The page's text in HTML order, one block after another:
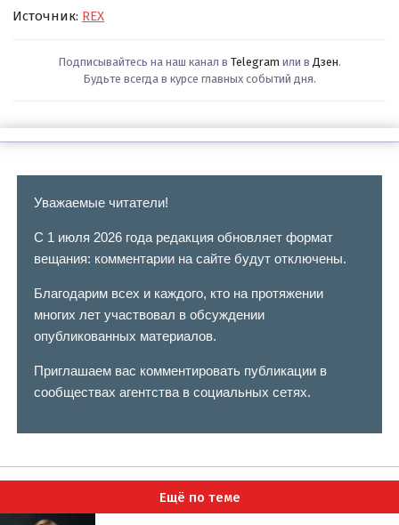
Источник: REX
Подписывайтесь на наш канал в Telegram или в Дзен.
Будьте всегда в курсе главных событий дня.
Уважаемые читатели!
С 1 июля 2026 года редакция обновляет формат
вещания: комментарии на сайте будут отключены.
Благодарим всех и каждого, кто на протяжении
многих лет участвовал в обсуждении
опубликованных материалов.
Приглашаем вас комментировать публикации в
сообществах агентства в социальных сетях.
Ещё по теме